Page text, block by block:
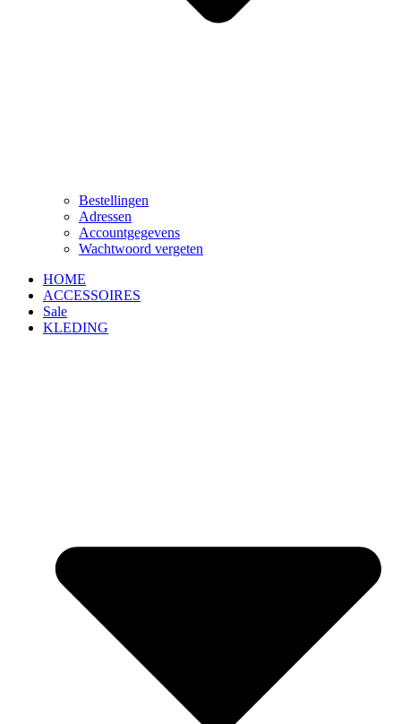
Bestellingen
Adressen
Accountgegevens
Wachtwoord vergeten
HOME
ACCESSOIRES
Sale
KLEDING